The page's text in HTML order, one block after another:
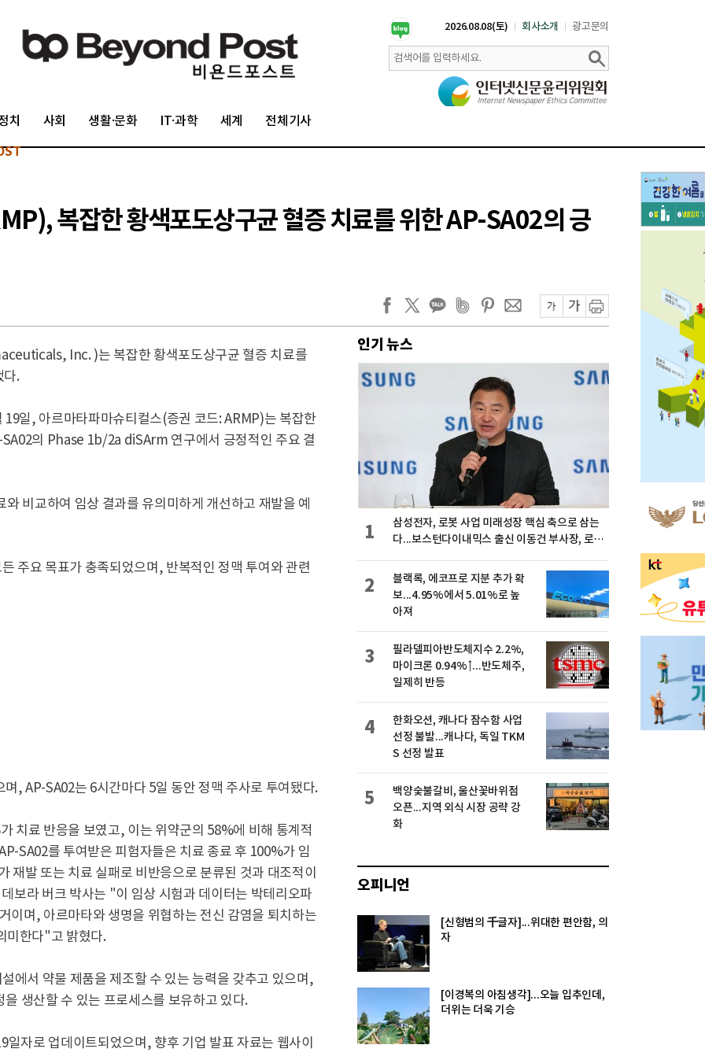
2026.08.08(토) 회사소개 광고문의
치 사회 생활·문화 IT·과학 세계 전체기사
복잡한 황색포도상구균 혈증 치료를 위한 AP-SA02의 긍
Inc. )는 복잡한 황색포도상구균 혈증 치료를
다.
일, 아르마타파마슈티컬스(증권 코드: ARMP)는 복잡한
의 Phase 1b/2a diSArm 연구에서 긍정적인 주요 결
비교하여 임상 결과를 유의미하게 개선하고 재발을 예
주요 목표가 충족되었으며, 반복적인 정맥 투여와 관련
, AP-SA02는 6시간마다 5일 동안 정맥 주사로 투여됐다.
치료 반응을 보였고, 이는 위약군의 58%에 비해 통계적
SA02를 투여받은 피험자들은 치료 종료 후 100%가 임
재발 또는 치료 실패로 비반응으로 분류된 것과 대조적이
보라 버크 박사는 "이 임상 시험과 데이터는 박테리오파
이며, 아르마타와 생명을 위협하는 전신 감염을 퇴치하는
미한다"고 밝혔다.
에서 약물 제품을 제조할 수 있는 능력을 갖추고 있으며,
생산할 수 있는 프로세스를 보유하고 있다.
자로 업데이트되었으며, 향후 기업 발표 자료는 웹사이
인기 뉴스
삼성전자, 로봇 사업 미래성장 핵심 축으로 삼는
다...보스턴다이내믹스 출신 이동건 부사장, 로보
1
블랙록, 에코프로 지분 추가 확
보...4.95%에서 5.01%로 높
아져
2
필라델피아반도체지수 2.2%,
마이크론 0.94%↑...반도체주,
일제히 반등
3
한화오션, 캐나다 잠수함 사업
선정 불발...캐나다, 독일 TKM
S 선정 발표
4
백양숯불갈비, 울산꽃바위점
오픈...지역 외식 시장 공략 강
화
5
오피니언
[신형범의 千글자]...위대한 편안함, 의
자
[이경복의 아침생각]...오늘 입추인데,
더위는 더욱 기승